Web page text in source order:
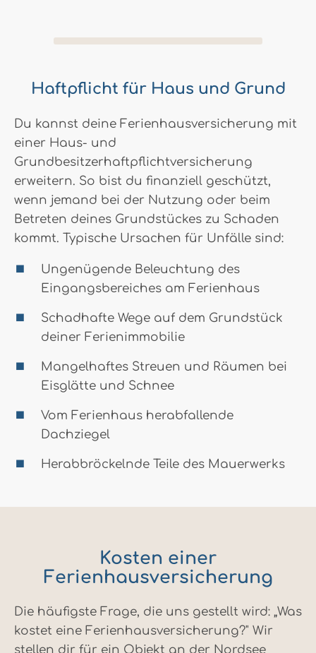
Haftpflicht für Haus und Grund
Du kannst deine Ferienhausversicherung mit
einer Haus- und
Grundbesitzerhaftpflichtversicherung
erweitern. So bist du finanziell geschützt,
wenn jemand bei der Nutzung oder beim
Betreten deines Grundstückes zu Schaden
kommt. Typische Ursachen für Unfälle sind:
Ungenügende Beleuchtung des
Eingangsbereiches am Ferienhaus
Schadhafte Wege auf dem Grundstück
deiner Ferienimmobilie
Mangelhaftes Streuen und Räumen bei
Eisglätte und Schnee
Vom Ferienhaus herabfallende
Dachziegel
Herabbröckelnde Teile des Mauerwerks
Kosten einer
Ferienhausversicherung
Die häufigste Frage, die uns gestellt wird: „Was
kostet eine Ferienhausversicherung?" Wir
stellen dir für ein Objekt an der Nordsee